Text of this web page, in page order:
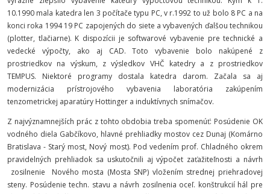
10.1990 mala katedra len 3 počítače typu PC, v r.1992 to už bolo 8 PC a na
konci roka 1994 19 PC zapojených do siete a vybavených ďalšou technikou
(plotter, tlačiarne). K dispozícii je softwarové vybavenie pre technické a
vedecké výpočty, ako aj CAD. Toto vybavenie bolo nakúpené z
prostriedkov na výskum, z výsledkov VHČ katedry a z prostriedkov
TEMPUS. Niektoré programy dostala katedra darom. Začala sa aj
modernizácia prístrojového vybavenia laboratória zakúpením
tenzometrickej aparatúry Hottinger a induktívnych snímačov.
Z najvýznamnejších prác z tohto obdobia treba spomenúť: Posúdenie OK
vodného diela Gabčíkovo, hlavné prehliadky mostov cez Dunaj (Komárno
Bratislava - Starý most, Nový most). Pod vedením prof. Chladného okrem
pravidelných prehliadok sa uskutočnili aj výpočet zaťažiteľnosti a návrh
zosilnenie Nového mosta (Mosta SNP) vložením strednej priehradovej
steny. Posúdenie techn. stavu a návrh zosilnenia oceľ. konštrukcií hál pre